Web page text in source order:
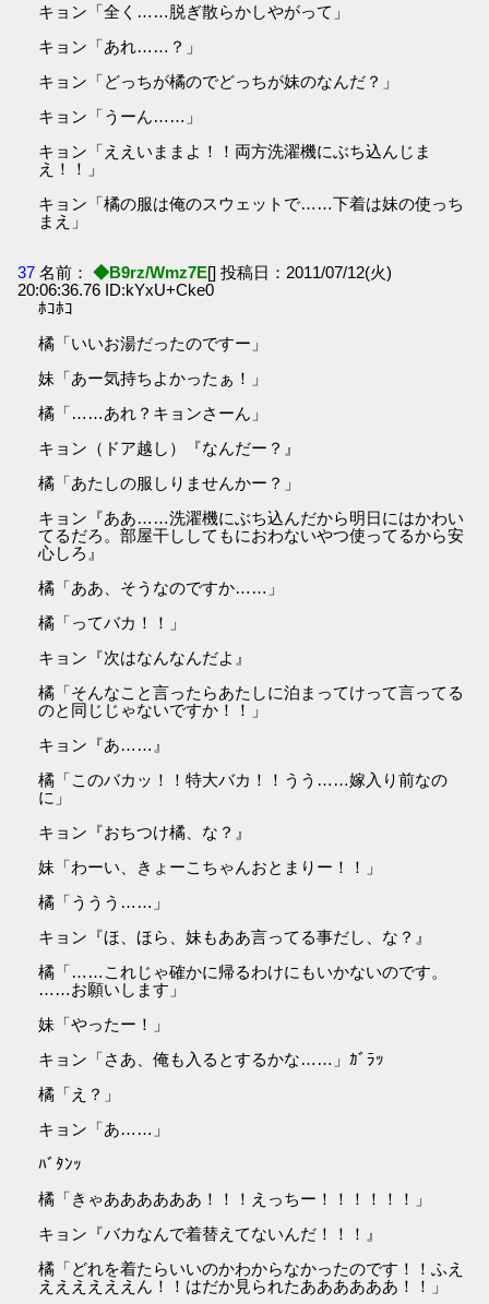
キョン「全く……脱ぎ散らかしやがって」
キョン「あれ……？」
キョン「どっちが橘のでどっちが妹のなんだ？」
キョン「うーん……」
キョン「ええいままよ！！両方洗濯機にぶち込んじま
え！！」
キョン「橘の服は俺のスウェットで……下着は妹の使っち
まえ」
37 名前： ◆B9rz/Wmz7E[] 投稿日：2011/07/12(火)
20:06:36.76 ID:kYxU+Cke0
ﾎｺﾎｺ
橘「いいお湯だったのですー」
妹「あー気持ちよかったぁ！」
橘「……あれ？キョンさーん」
キョン（ドア越し）『なんだー？』
橘「あたしの服しりませんかー？」
キョン『ああ……洗濯機にぶち込んだから明日にはかわい
てるだろ。部屋干ししてもにおわないやつ使ってるから安
心しろ』
橘「ああ、そうなのですか……」
橘「ってバカ！！」
キョン『次はなんなんだよ』
橘「そんなこと言ったらあたしに泊まってけって言ってる
のと同じじゃないですか！！」
キョン『あ……』
橘「このバカッ！！特大バカ！！うう……嫁入り前なの
に」
キョン『おちつけ橘、な？』
妹「わーい、きょーこちゃんおとまりー！！」
橘「ううう……」
キョン『ほ、ほら、妹もああ言ってる事だし、な？』
橘「……これじゃ確かに帰るわけにもいかないのです。
……お願いします」
妹「やったー！」
キョン「さあ、俺も入るとするかな……」ｶﾞﾗｯ
橘「え？」
キョン「あ……」
ﾊﾞﾀﾝｯ
橘「きゃああああああ！！！えっちー！！！！！！」
キョン『バカなんで着替えてないんだ！！！』
橘「どれを着たらいいのかわからなかったのです！！ふえ
ええええええん！！はだか見られたああああああ！！」